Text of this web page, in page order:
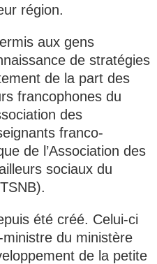
région.
aux gens
de stratégies
de la part des
francophones du
des
franco-
de l’Association des
sociaux du
été créé. Celui-ci
du ministère
de la petite